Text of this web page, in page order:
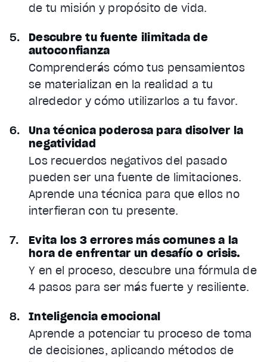
de tu misión y propósito de vida.
Descubre tu fuente ilimitada de
autoconfianza
Comprenderás cómo tus pensamientos
se materializan en la realidad a tu
alrededor y cómo utilizarlos a tu favor.
Una técnica poderosa para disolver la
negatividad
Los recuerdos negativos del pasado
pueden ser una fuente de limitaciones.
Aprende una técnica para que ellos no
interfieran con tu presente.
Evita los 3 errores más comunes a la
hora de enfrentar un desafío o crisis.
Y en el proceso, descubre una fórmula de
4 pasos para ser más fuerte y resiliente.
Inteligencia emocional
Aprende a potenciar tu proceso de toma
de decisiones, aplicando métodos de